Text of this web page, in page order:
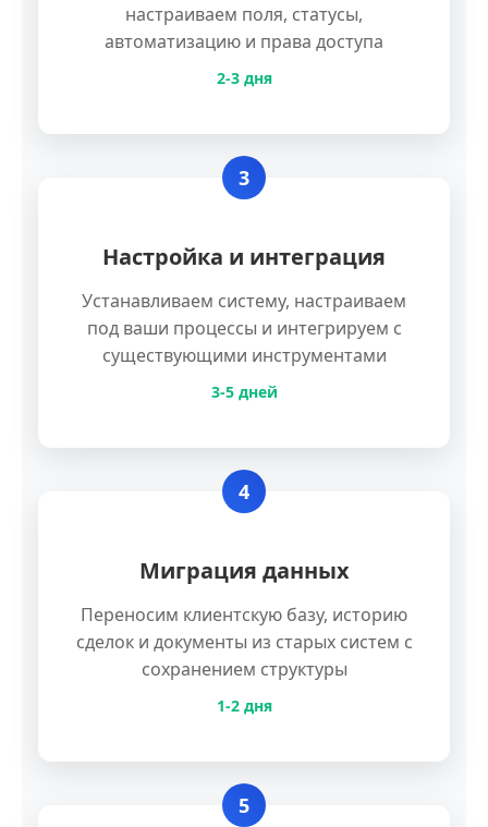
настраиваем поля, статусы,
автоматизацию и права доступа
2-3 дня
3
Настройка и интеграция
Устанавливаем систему, настраиваем
под ваши процессы и интегрируем с
существующими инструментами
3-5 дней
4
Миграция данных
Переносим клиентскую базу, историю
сделок и документы из старых систем с
сохранением структуры
1-2 дня
5